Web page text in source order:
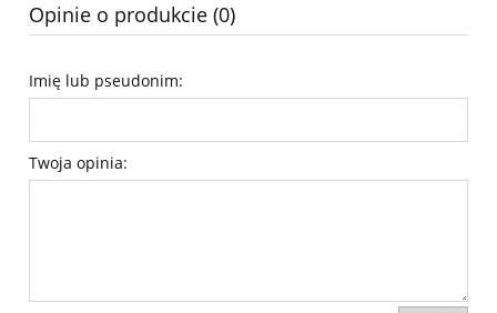
Opinie o produkcie (0)
Imię lub pseudonim:
Twoja opinia: